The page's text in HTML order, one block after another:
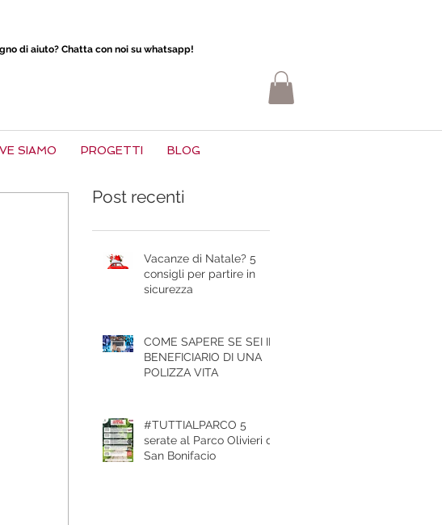
di aiuto? Chatta con noi su whatsapp!
SIAMO PROGETTI BLOG
Post recenti
Vacanze di Natale? 5
consigli per partire in
sicurezza
COME SAPERE SE SEI IL
BENEFICIARIO DI UNA
POLIZZA VITA
#TUTTIALPARCO 5
serate al Parco Olivieri di
San Bonifacio